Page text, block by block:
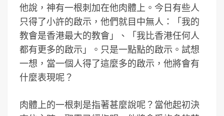
他說，神有一根刺加在他肉體上。今日有些人
只得了小許的啟示，他們就目中無人：「我的
教會是香港最大的教會」、「我比香港任何人
都有更多的啟示」。只是一點點的啟示。試想
一想，當一個人得了這麼多的啟示，他將會有
什麼表現呢？
肉體上的一根刺是指著甚麼說呢？當他起初決